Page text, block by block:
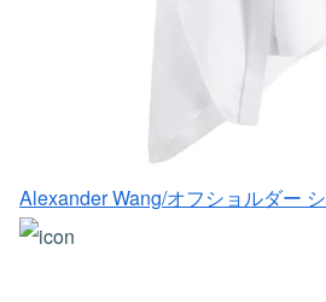
Alexander Wang/オフショルダー